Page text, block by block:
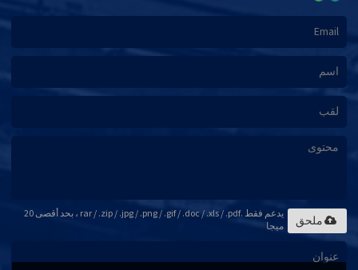
يدعم فقط .rar / .zip / .jpg / .png / .gif / .doc / .xls / .pdf ، بحد أقصى 20
ميجا
ملحق